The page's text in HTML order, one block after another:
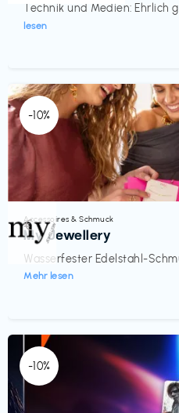
Technik und Medien: Ehrlich
lesen
-10%
Accessoires & Schmuck
My Jewellery
Wasserfester Edelstahl-
Mehr lesen
€‎
-10%